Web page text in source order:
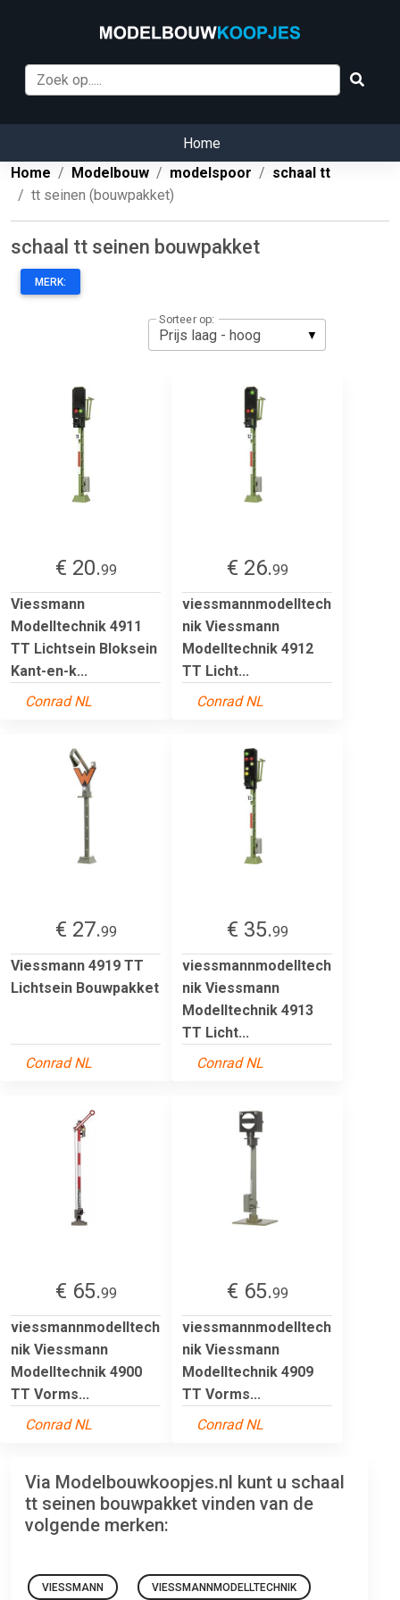
Home
Home
Modelbouw modelspoor
schaal tt
tt seinen (bouwpakket)
schaal tt seinen bouwpakket
MERK:
Sorteer op:
€ 20.99
Viessmann
Modelltechnik 4911
TT Lichtsein Bloksein
Kant-en-k...
Conrad NL
€ 26.99
viessmannmodelltech
nik Viessmann
Modelltechnik 4912
TT Licht...
Conrad NL
€ 27.99
Viessmann 4919 TT
Lichtsein Bouwpakket
Conrad NL
€ 35.99
viessmannmodelltech
nik Viessmann
Modelltechnik 4913
TT Licht...
Conrad NL
€ 65.99
viessmannmodelltech
nik Viessmann
Modelltechnik 4900
TT Vorms...
Conrad NL
€ 65.99
viessmannmodelltech
nik Viessmann
Modelltechnik 4909
TT Vorms...
Conrad NL
Via Modelbouwkoopjes.nl kunt u schaal
tt seinen bouwpakket vinden van de
volgende merken:
VIESSMANN VIESSMANNMODELLTECHNIK